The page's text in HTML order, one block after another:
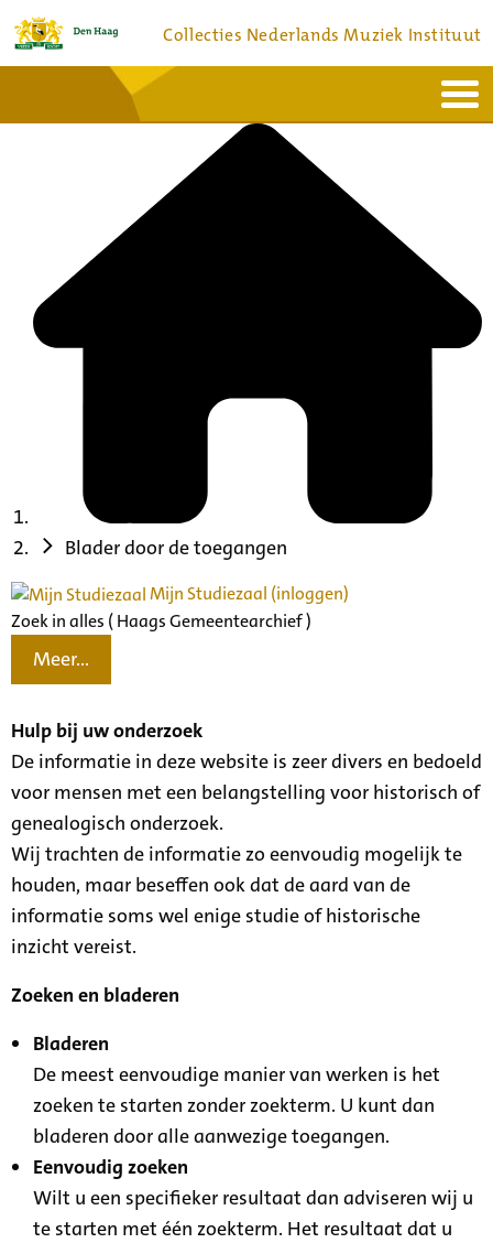
Collecties Nederlands Muziek Instituut
Bronnen en collecties
Blader door de toegangen
Mijn Studiezaal (inloggen)
Zoek in alles ( Haags Gemeentearchief )
Meer...
Hulp bij uw onderzoek
De informatie in deze website is zeer divers en bedoeld
voor mensen met een belangstelling voor historisch of
genealogisch onderzoek.
Wij trachten de informatie zo eenvoudig mogelijk te
houden, maar beseffen ook dat de aard van de
informatie soms wel enige studie of historische
inzicht vereist.
Zoeken en bladeren
Bladeren
De meest eenvoudige manier van werken is het
zoeken te starten zonder zoekterm. U kunt dan
bladeren door alle aanwezige toegangen.
Eenvoudig zoeken
Wilt u een specifieker resultaat dan adviseren wij u
te starten met één zoekterm. Het resultaat dat u